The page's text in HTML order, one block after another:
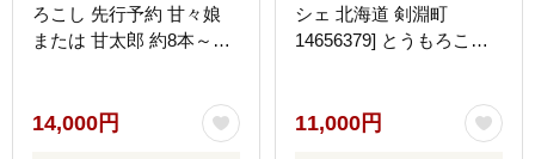
ろこし 先行予約 甘々娘
または 甘太郎 約8本～14
ジ調理 レンチン 旬 冷蔵
14,000円
シェ 北海道 剣淵町
14656379] とうもろこし
11,000円